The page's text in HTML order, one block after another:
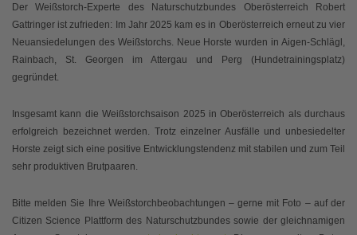
Der Weißstorch-Experte des Naturschutzbundes Oberösterreich Robert
Gattringer ist zufrieden: Im Jahr 2025 kam es in Oberösterreich erneut zu vier
Neuansiedelungen des Weißstorchs. Neue Horste wurden in Aigen-Schlägl,
Rainbach, St. Georgen im Attergau und Perg (Hundetrainingsplatz)
gegründet.
Insgesamt kann die Weißstorchsaison 2025 in Oberösterreich als durchaus
erfolgreich bezeichnet werden. Trotz einzelner Ausfälle und unbesiedelter
Horste zeigt sich eine positive Entwicklungstendenz mit stabilen und zum Teil
sehr produktiven Brutpaaren.
Bitte melden Sie Ihre Weißstorchbeobachtungen – gerne mit Foto – auf der
Citizen Science Plattform des Naturschutzbundes sowie der gleichnamigen